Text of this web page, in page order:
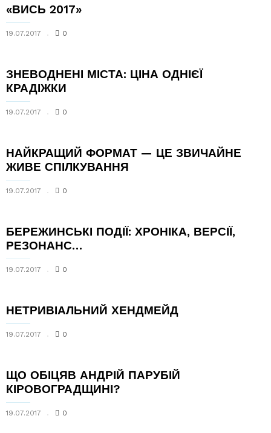
«ВИСЬ 2017»
19.07.2017 0
ЗНЕВОДНЕНІ МІСТА: ЦІНА ОДНІЄЇ
КРАДІЖКИ
19.07.2017 0
НАЙКРАЩИЙ ФОРМАТ — ЦЕ ЗВИЧАЙНЕ
ЖИВЕ СПІЛКУВАННЯ
19.07.2017 0
БЕРЕЖИНСЬКІ ПОДІЇ: ХРОНІКА, ВЕРСІЇ,
РЕЗОНАНС…
19.07.2017 0
НЕТРИВІАЛЬНИЙ ХЕНДМЕЙД
19.07.2017 0
ЩО ОБІЦЯВ АНДРІЙ ПАРУБІЙ
КІРОВОГРАДЩИНІ?
19.07.2017 0